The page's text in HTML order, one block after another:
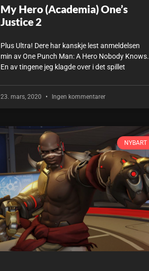
My Hero (Academia) One’s
Justice 2
Plus Ultra! Dere har kanskje lest anmeldelsen
min av One Punch Man: A Hero Nobody Knows.
En av tingene jeg klagde over i det spillet
23. mars, 2020 Ingen kommentarer
NYBART